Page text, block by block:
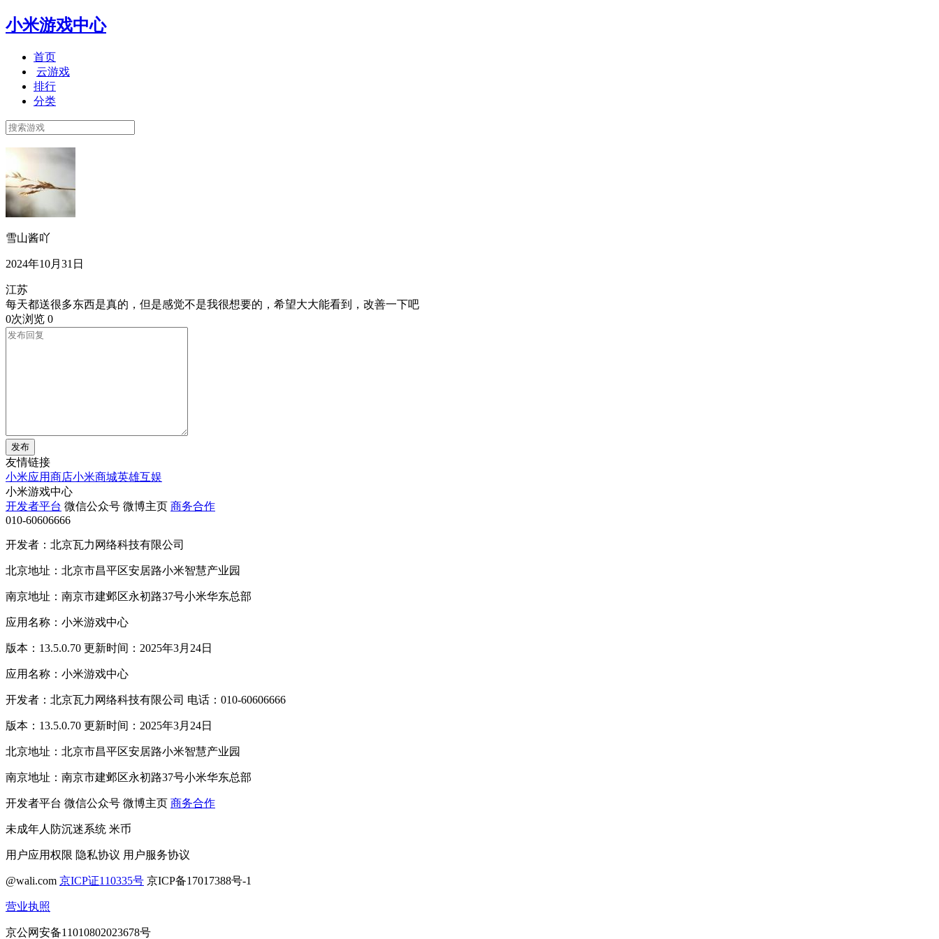
小米游戏中心
首页
云游戏
排行
分类
雪山酱吖
2024年10月31日
江苏
每天都送很多东西是真的，但是感觉不是我很想要的，希望大大能看到，改善一下吧
0次浏览 0
发布
友情链接
小米应用商店小米商城英雄互娱
小米游戏中心
开发者平台 微信公众号 微博主页 商务合作
010-60606666
开发者：北京瓦力网络科技有限公司
北京地址：北京市昌平区安居路小米智慧产业园
南京地址：南京市建邺区永初路37号小米华东总部
应用名称：小米游戏中心
版本：13.5.0.70 更新时间：2025年3月24日
应用名称：小米游戏中心
开发者：北京瓦力网络科技有限公司 电话：010-60606666
版本：13.5.0.70 更新时间：2025年3月24日
北京地址：北京市昌平区安居路小米智慧产业园
南京地址：南京市建邺区永初路37号小米华东总部
开发者平台 微信公众号 微博主页 商务合作
未成年人防沉迷系统 米币
用户应用权限 隐私协议 用户服务协议
@wali.com 京ICP证110335号 京ICP备17017388号-1
营业执照
京公网安备11010802023678号